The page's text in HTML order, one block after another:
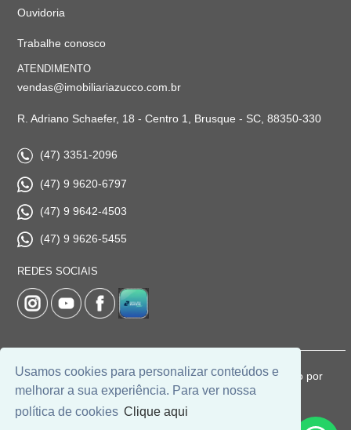
Usamos cookies para personalizar conteúdos e
melhorar a sua experiência. Para ver nossa
política de cookies Clique aqui
Ouvidoria
Trabalhe conosco
ATENDIMENTO
vendas@imobiliariazucco.com.br
R. Adriano Schaefer, 18 - Centro 1, Brusque - SC, 88350-330
(47) 3351-2096
(47) 9 9620-6797
(47) 9 9642-4503
(47) 9 9626-5455
REDES SOCIAIS
© 2026 | Imobiliária Zucco | CRECI: 1037-J | Desenvolvido por
Universal Software.